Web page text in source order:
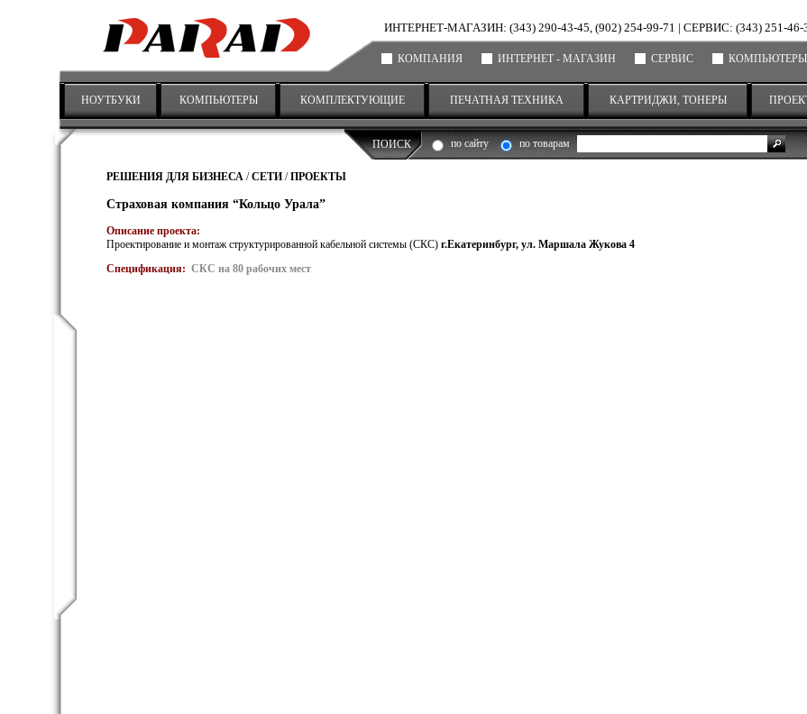
ИНТЕРНЕТ-МАГАЗИН: (343) 290-43-45, (902) 254-99-71 | СЕРВИС: (343) 251-46-
КОМПАНИЯ ИНТЕРНЕТ - МАГАЗИН СЕРВИС КОМПЬЮТЕРЫ
НОУТБУКИ КОМПЬЮТЕРЫ КОМПЛЕКТУЮЩИЕ ПЕЧАТНАЯ ТЕХНИКА КАРТРИДЖИ, ТОНЕРЫ
ПОИСК по сайту по товарам
РЕШЕНИЯ ДЛЯ БИЗНЕСА /СЕТИ /ПРОЕКТЫ
Страховая компания “Кольцо Урала”
Описание проекта:
Проектирование и монтаж структурированной кабельной системы (СКС) г.Екатеринбург, ул. Маршала Жуко­ва 4
Спецификация: СКС на 80 рабочих мест